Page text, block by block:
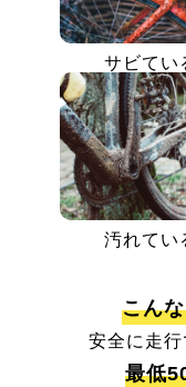
サビてい
汚れてい
こん
安全に走
最低